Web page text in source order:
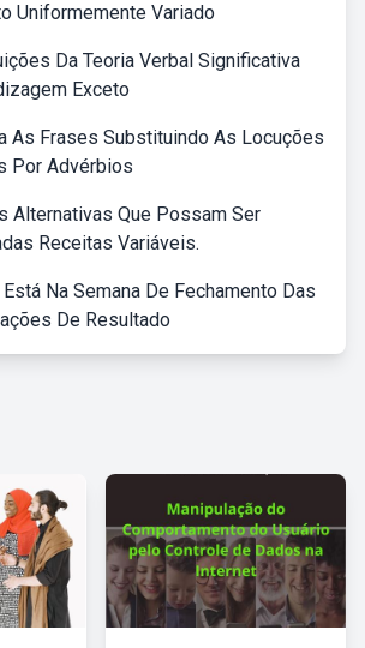
Uniformemente Variado
Da Teoria Verbal Significativa
Exceto
As Frases Substituindo As Locuções
Por Advérbios
Alternativas Que Possam Ser
Receitas Variáveis.
Na Semana De Fechamento Das
De Resultado